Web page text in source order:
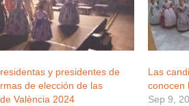
y presidentes de
de elección de las
València 2024
Las
conocen
Sep 9,